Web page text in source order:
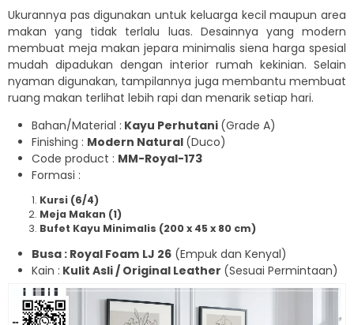
Ukurannya pas digunakan untuk keluarga kecil maupun area
makan yang tidak terlalu luas. Desainnya yang modern
membuat meja makan jepara minimalis siena harga spesial
mudah dipadukan dengan interior rumah kekinian. Selain
nyaman digunakan, tampilannya juga membantu membuat
ruang makan terlihat lebih rapi dan menarik setiap hari.
Bahan/Material : Kayu Perhutani (Grade A)
Finishing : Modern Natural (Duco)
Code product : MM-Royal-173
Formasi :
Kursi (6/4)
Meja Makan (1)
Bufet Kayu Minimalis (200 x 45 x 80 cm)
Busa : Royal Foam LJ 26 (Empuk dan Kenyal)
Kain : Kulit Asli / Original Leather (Sesuai Permintaan)